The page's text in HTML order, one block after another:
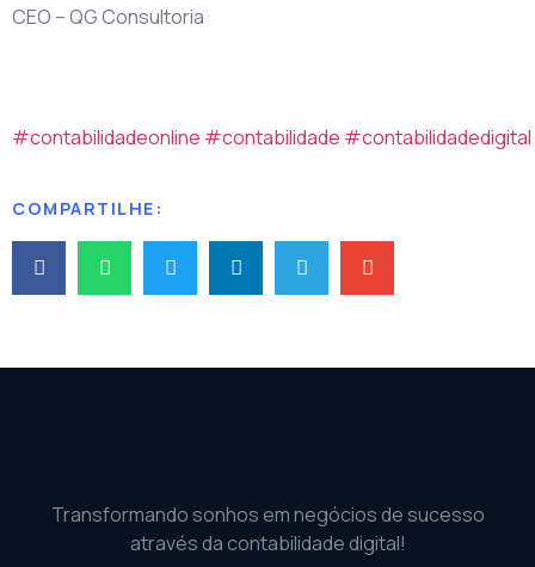
CEO – QG Consultoria
#contabilidadeonline #contabilidade #contabilidadedigital
COMPARTILHE:
Transformando sonhos em negócios de sucesso
através da contabilidade digital!